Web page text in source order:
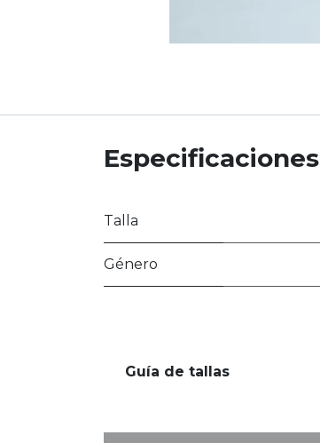
Especificaciones
Talla
Género
Guía de tallas